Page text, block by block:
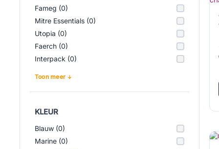
Fameg (0)
Mitre Essentials (0)
Utopia (0)
Faerch (0)
Interpack (0)
Toon meer
KLEUR
Blauw (0)
Marine (0)